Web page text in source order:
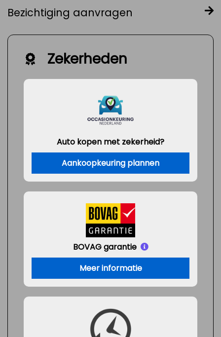
Bezichtiging aanvragen
Zekerheden
Auto kopen met zekerheid?
Aankoopkeuring plannen
BOVAG garantie
Meer informatie